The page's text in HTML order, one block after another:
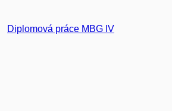
Diplomová práce MBG IV